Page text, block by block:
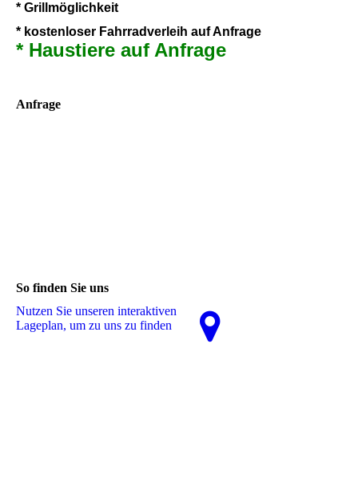
* Grillmöglichkeit
* kostenloser Fahrradverleih auf Anfrage
* Haustiere auf Anfrage
Anfrage
So finden Sie uns
Nutzen Sie unseren interaktiven
La­ge­plan, um zu uns zu finden